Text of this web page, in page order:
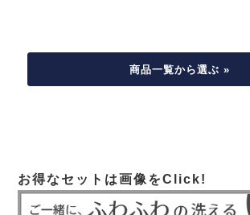
商品一覧から選ぶ »
お得なセットは画像をClick!